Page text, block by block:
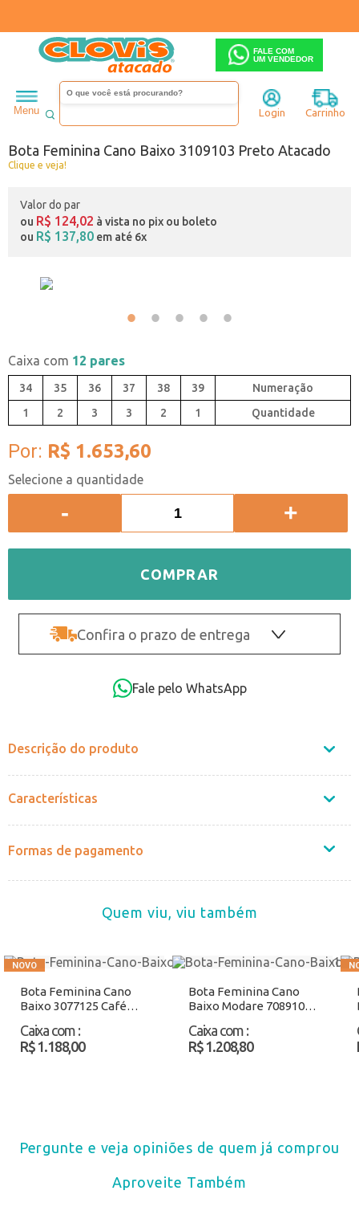
FALE COM
UM VENDEDOR
Menu Login Carrinho
Feminino Bota Cano baixo
Bota Feminina Cano Baixo 3109103 Preto Atacado
Clique e veja!
Valor do par
ou R$ 124,02 à vista no pix ou boleto
ou R$ 137,80 em até 6x
Caixa com 12 pares
34 35 36 37 38
39
1
2 3 3 2 1 Quantidade
Por: R$ 1.653,60
- +
COMPRAR
Confira o prazo de entrega
Fale pelo WhatsApp
Descrição do produto
Características
Formas de pagamento
Quem viu, viu também
Bota Feminina Cano
Baixo 3077125 Café
Caixa com :
R$ 1.188,00
Bota Feminina Cano
Baixo Modare 7089103
Caixa com :
R$ 1.208,80
Pergunte e veja opiniões de quem já comprou
Aproveite Também